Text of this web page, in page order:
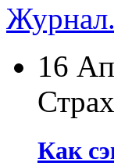
16
Как